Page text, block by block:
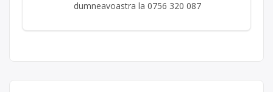
dumneavoastra la 0756 320 087